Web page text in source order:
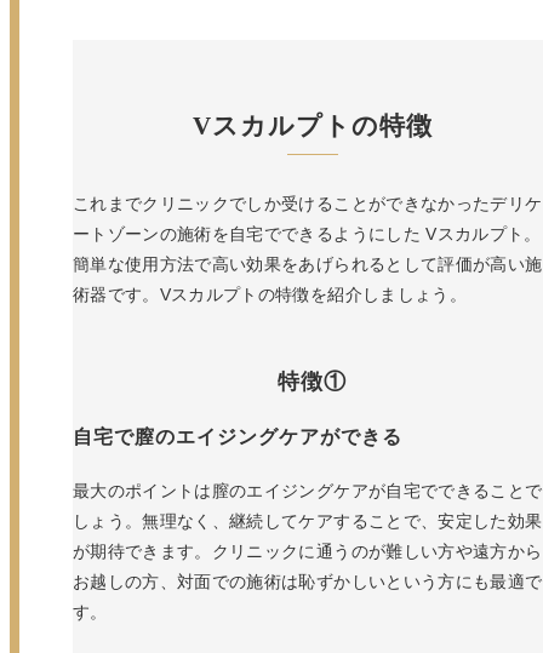
Vスカルプトの特徴
これまでクリニックでしか受けることができなかったデリケ
ートゾーンの施術を自宅でできるようにした Vスカルプト。
簡単な使用方法で高い効果をあげられるとして評価が高い施
術器です。Vスカルプトの特徴を紹介しましょう。
特徴①
自宅で膣のエイジングケアができる
最大のポイントは膣のエイジングケアが自宅でできることで
しょう。無理なく、継続してケアすることで、安定した効果
が期待できます。クリニックに通うのが難しい方や遠方から
お越しの方、対面での施術は恥ずかしいという方にも最適で
す。